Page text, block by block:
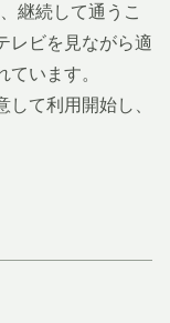
継続して通うこ
レビを見ながら適
います。
て利用開始し、